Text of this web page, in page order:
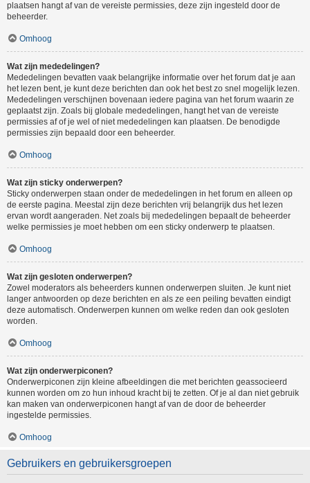
plaatsen hangt af van de vereiste permissies, deze zijn ingesteld door de
beheerder.
Omhoog
Wat zijn mededelingen?
Mededelingen bevatten vaak belangrijke informatie over het forum dat je aan
het lezen bent, je kunt deze berichten dan ook het best zo snel mogelijk lezen.
Mededelingen verschijnen bovenaan iedere pagina van het forum waarin ze
geplaatst zijn. Zoals bij globale mededelingen, hangt het van de vereiste
permissies af of je wel of niet mededelingen kan plaatsen. De benodigde
permissies zijn bepaald door een beheerder.
Omhoog
Wat zijn sticky onderwerpen?
Sticky onderwerpen staan onder de mededelingen in het forum en alleen op
de eerste pagina. Meestal zijn deze berichten vrij belangrijk dus het lezen
ervan wordt aangeraden. Net zoals bij mededelingen bepaalt de beheerder
welke permissies je moet hebben om een sticky onderwerp te plaatsen.
Omhoog
Wat zijn gesloten onderwerpen?
Zowel moderators als beheerders kunnen onderwerpen sluiten. Je kunt niet
langer antwoorden op deze berichten en als ze een peiling bevatten eindigt
deze automatisch. Onderwerpen kunnen om welke reden dan ook gesloten
worden.
Omhoog
Wat zijn onderwerpiconen?
Onderwerpiconen zijn kleine afbeeldingen die met berichten geassocieerd
kunnen worden om zo hun inhoud kracht bij te zetten. Of je al dan niet gebruik
kan maken van onderwerpiconen hangt af van de door de beheerder
ingestelde permissies.
Omhoog
Gebruikers en gebruikersgroepen